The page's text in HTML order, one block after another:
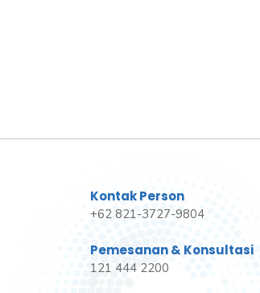
Kontak Person
+62 821-3727-9804
Pemesanan & Konsultasi
121 444 2200